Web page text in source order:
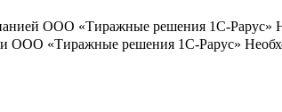
ООО «Тиражные решения 1С-Рарус»
ООО «Тиражные решения 1С-Рарус»